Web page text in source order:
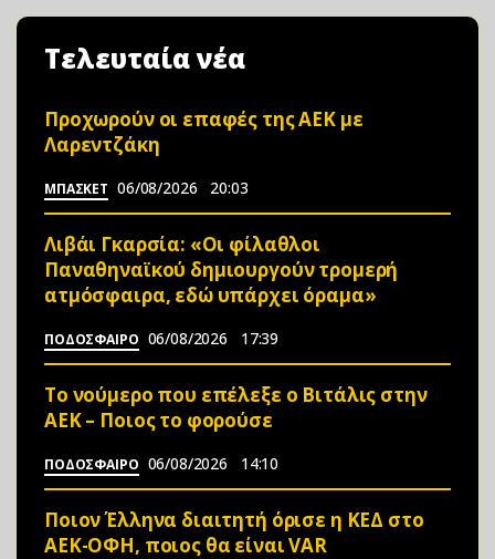
Τελευταία νέα
Προχωρούν οι επαφές της ΑΕΚ με
Λαρεντζάκη
ΜΠΑΣΚΕΤ 06/08/2026 20:03
Λιβάι Γκαρσία: «Οι φίλαθλοι
Παναθηναϊκού δημιουργούν τρομερή
ατμόσφαιρα, εδώ υπάρχει όραμα»
ΠΟΔΟΣΦΑΙΡΟ 06/08/2026 17:39
Το νούμερο που επέλεξε ο Βιτάλις στην
ΑΕΚ – Ποιος το φορούσε
ΠΟΔΟΣΦΑΙΡΟ 06/08/2026 14:10
Ποιον Έλληνα διαιτητή όρισε η ΚΕΔ στο
ΑΕΚ-ΟΦΗ, ποιος θα είναι VAR